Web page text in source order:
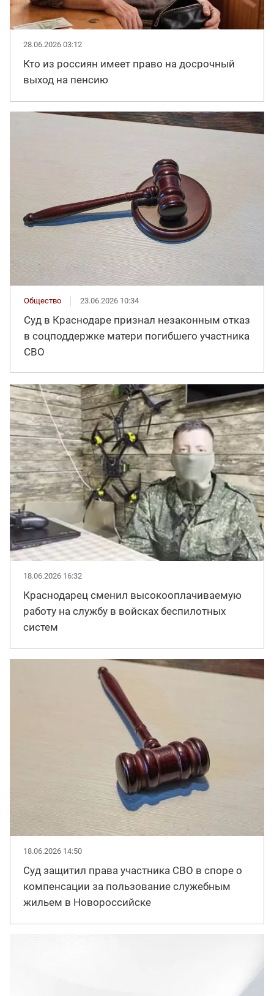
28.06.2026 03:12
Кто из россиян имеет право на досрочный
выход на пенсию
Общество 23.06.2026 10:34
Суд в Краснодаре признал незаконным отказ
в соцподдержке матери погибшего участника
СВО
18.06.2026 16:32
Краснодарец сменил высокооплачиваемую
работу на службу в войсках беспилотных
систем
18.06.2026 14:50
Суд защитил права участника СВО в споре о
компенсации за пользование служебным
жильем в Новороссийске